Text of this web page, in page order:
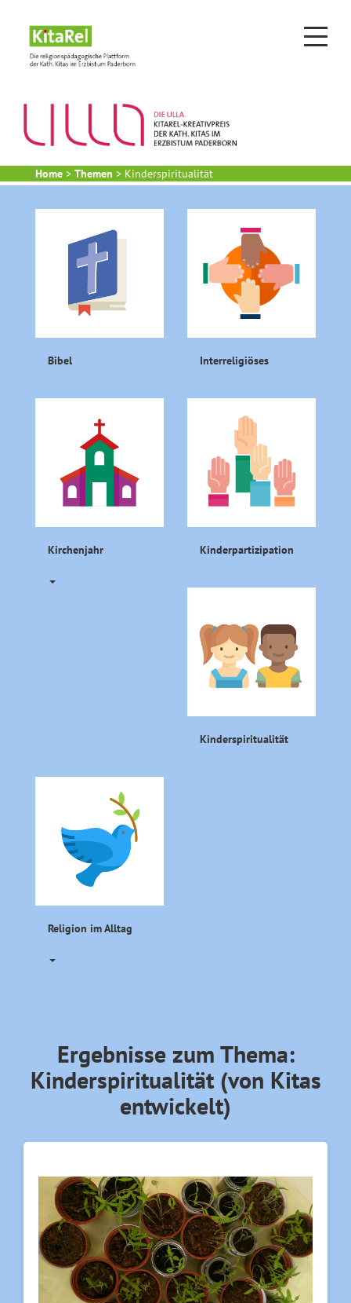
Home > Themen > Kinderspiritualität
Bibel Interreligiöses
Kirchenjahr Kinderpartizipation
Kinderspiritualität
Religion im Alltag
Ergebnisse zum Thema:
Kinderspiritualität (von Kitas
entwickelt)